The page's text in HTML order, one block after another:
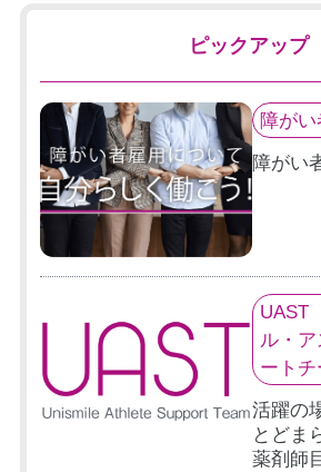
ピックアップ
障がい
障がい
UAST
ル・
ートチ
活躍の
とどま
薬剤師